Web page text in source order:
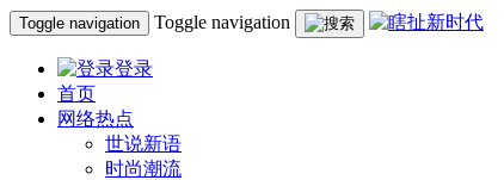
Toggle navigation Toggle navigation
登录
首页
网络热点
世说新语
时尚潮流